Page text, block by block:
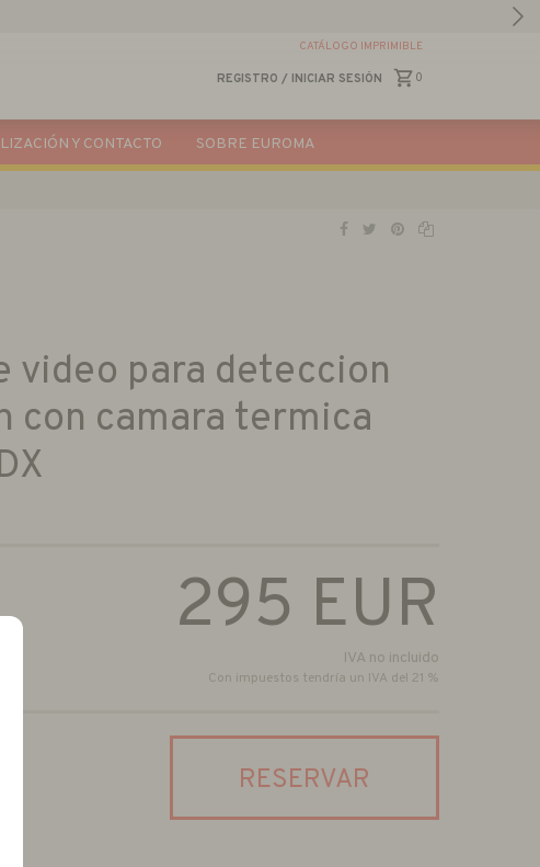
REGISTRO / INICIAR SESIÓN 0
CATÁLOGO IMPRIMIBLE
Y CONTACTO SOBRE EUROMA
video para deteccion
con camara termica
295 EUR
IVA no incluido
Con impuestos tendría un IVA del 21 %
RESERVAR